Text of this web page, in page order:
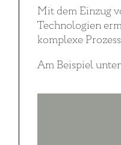
Mit dem Einzug
Technologien
komplexe
Am Beispiel